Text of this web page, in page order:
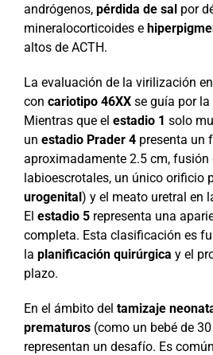
andrógenos, pérdida de salpor
mineralocorticoides e
altos de ACTH.
La evaluación de la virilización
con cariotipo 46XXse guía por la
Mientras que el estadio 1 solo
un estadio Prader 4presenta un
aproximadamente 2.5 cm, fusión
labioescrotales, un único orificio
urogenital) y el meato uretral en
El estadio 5representa una
completa. Esta clasificación es
la planificación quirúrgica y el
plazo.
En el ámbito del tamizaje
prematuros(como un bebé de
representan un desafío. Es